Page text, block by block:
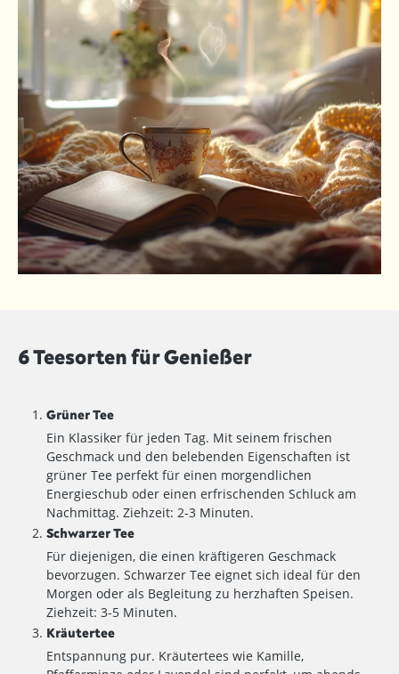
6 Teesorten für Genießer
Grüner Tee
Ein Klassiker für jeden Tag. Mit seinem frischen
Geschmack und den belebenden Eigenschaften ist
grüner Tee perfekt für einen morgendlichen
Energieschub oder einen erfrischenden Schluck am
Nachmittag. Ziehzeit: 2-3 Minuten.
Schwarzer Tee
Für diejenigen, die einen kräftigeren Geschmack
bevorzugen. Schwarzer Tee eignet sich ideal für den
Morgen oder als Begleitung zu herzhaften Speisen.
Ziehzeit: 3-5 Minuten.
Kräutertee
Entspannung pur. Kräutertees wie Kamille,